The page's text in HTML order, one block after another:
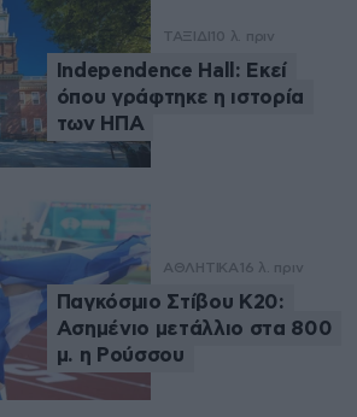
ΤΑΞΙΔΙ 10 λ. πριν
Independence Hall: Εκεί
όπου γράφτηκε η ιστορία
των ΗΠΑ
ΑΘΛΗΤΙΚΑ 16 λ. πριν
Παγκόσμιο Στίβου Κ20:
Ασημένιο μετάλλιο στα 800
μ. η Ρούσσου